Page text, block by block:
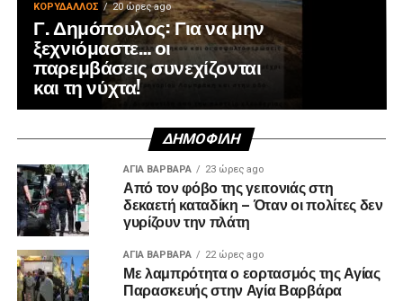
ΚΟΡΥΔΑΛΛΟΣ 20 ώρες ago
Γ. Δημόπουλος: Για να μην
ξεχνιόμαστε… οι
παρεμβάσεις συνεχίζονται
και τη νύχτα!
ΔΗΜΟΦΙΛΉ
ΑΓΙΑ ΒΑΡΒΑΡΑ 23 ώρες ago
Από τον φόβο της γειτονιάς στη
δεκαετή καταδίκη – Όταν οι πολίτες δεν
γυρίζουν την πλάτη
ΑΓΙΑ ΒΑΡΒΑΡΑ 22 ώρες ago
Με λαμπρότητα ο εορτασμός της Αγίας
Παρασκευής στην Αγία Βαρβάρα